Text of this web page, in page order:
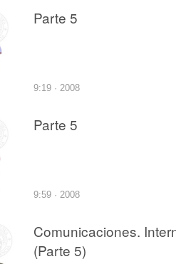
Parte 5
9:19 · 2008
Parte 5
9:59 · 2008
Comunicaciones.
(Parte 5)